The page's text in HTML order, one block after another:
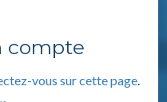
compte
vous sur cette page.